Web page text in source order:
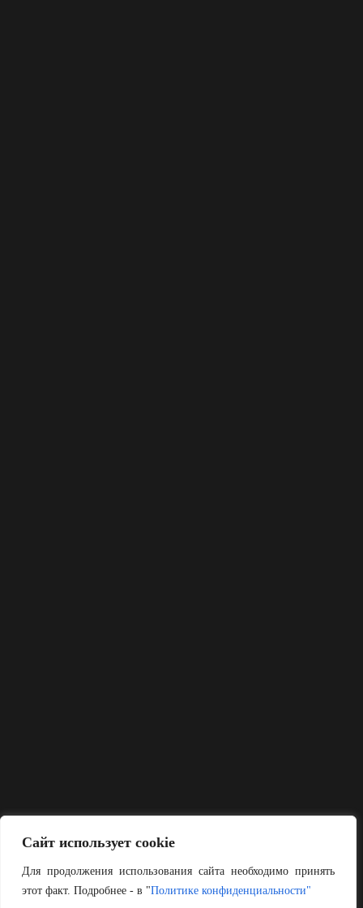
Сайт использует cookie
Для продолжения использования сайта необходимо принять
этот факт. Подробнее - в "Политике конфиденциальности"